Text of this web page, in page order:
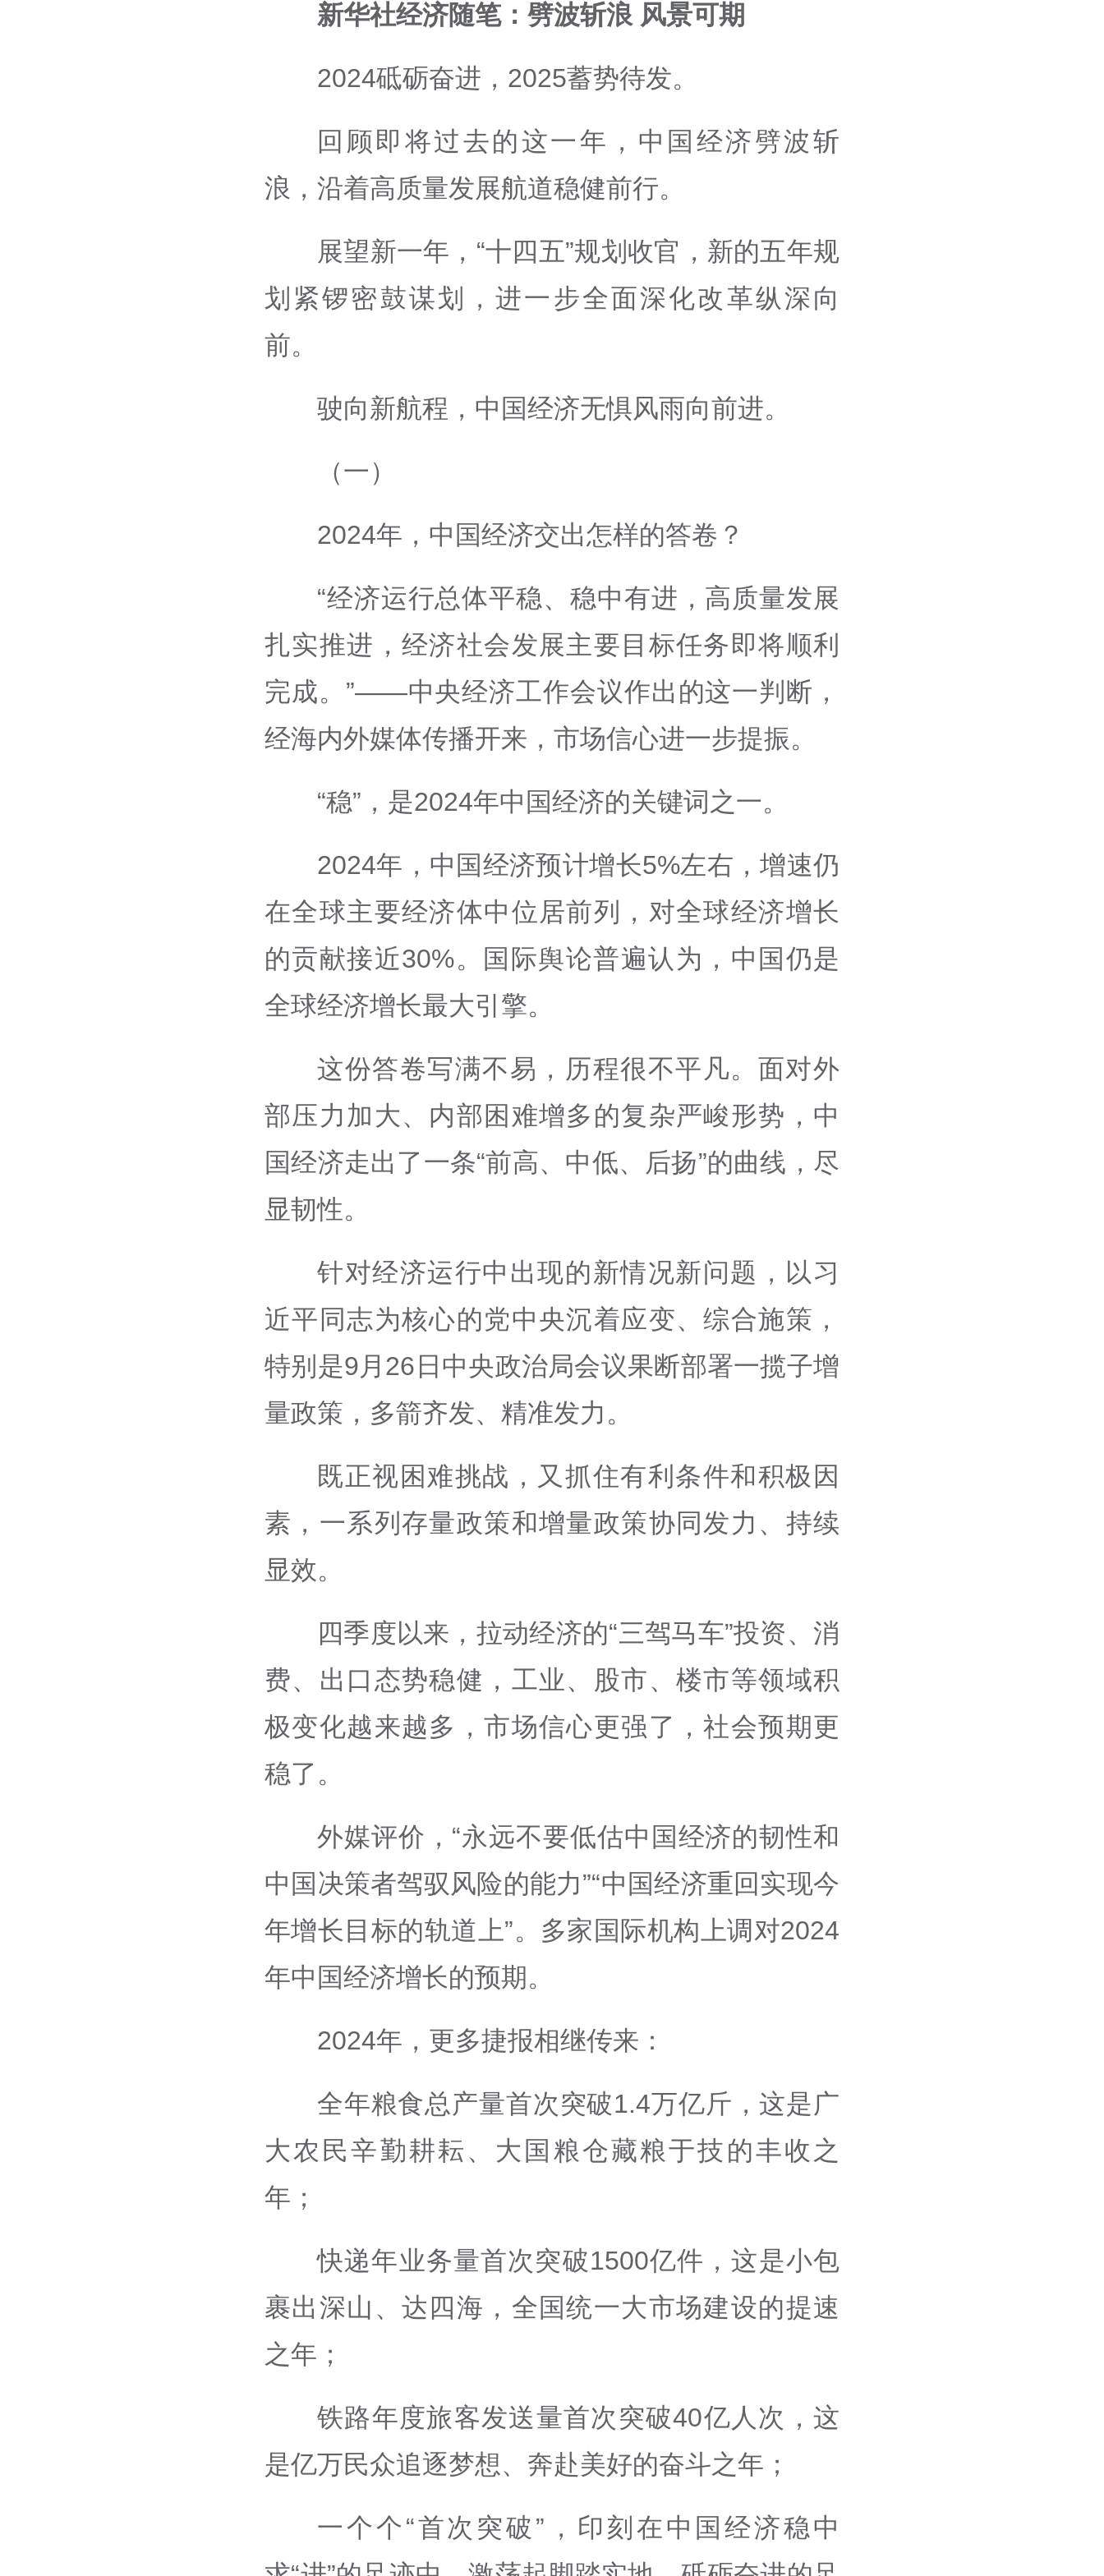
新华社经济随笔：劈波斩浪 风景可期
2024砥砺奋进，2025蓄势待发。
回顾即将过去的这一年，中国经济劈波斩
浪，沿着高质量发展航道稳健前行。
展望新一年，“十四五”规划收官，新的五年规
划紧锣密鼓谋划，进一步全面深化改革纵深向
前。
驶向新航程，中国经济无惧风雨向前进。
（一）
2024年，中国经济交出怎样的答卷？
“经济运行总体平稳、稳中有进，高质量发展
扎实推进，经济社会发展主要目标任务即将顺利
完成。”——中央经济工作会议作出的这一判断，
经海内外媒体传播开来，市场信心进一步提振。
“稳”，是2024年中国经济的关键词之一。
2024年，中国经济预计增长5%左右，增速仍
在全球主要经济体中位居前列，对全球经济增长
的贡献接近30%。国际舆论普遍认为，中国仍是
全球经济增长最大引擎。
这份答卷写满不易，历程很不平凡。面对外
部压力加大、内部困难增多的复杂严峻形势，中
国经济走出了一条“前高、中低、后扬”的曲线，尽
显韧性。
针对经济运行中出现的新情况新问题，以习
近平同志为核心的党中央沉着应变、综合施策，
特别是9月26日中央政治局会议果断部署一揽子增
量政策，多箭齐发、精准发力。
既正视困难挑战，又抓住有利条件和积极因
素，一系列存量政策和增量政策协同发力、持续
显效。
四季度以来，拉动经济的“三驾马车”投资、消
费、出口态势稳健，工业、股市、楼市等领域积
极变化越来越多，市场信心更强了，社会预期更
稳了。
外媒评价，“永远不要低估中国经济的韧性和
中国决策者驾驭风险的能力”“中国经济重回实现今
年增长目标的轨道上”。多家国际机构上调对2024
年中国经济增长的预期。
2024年，更多捷报相继传来：
全年粮食总产量首次突破1.4万亿斤，这是广
大农民辛勤耕耘、大国粮仓藏粮于技的丰收之
年；
快递年业务量首次突破1500亿件，这是小包
裹出深山、达四海，全国统一大市场建设的提速
之年；
铁路年度旅客发送量首次突破40亿人次，这
是亿万民众追逐梦想、奔赴美好的奋斗之年；
一个个“首次突破”，印刻在中国经济稳中